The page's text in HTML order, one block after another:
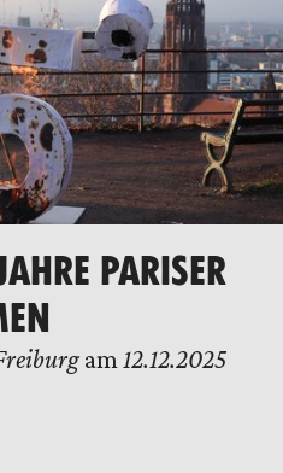
PARISER
am 12.12.2025